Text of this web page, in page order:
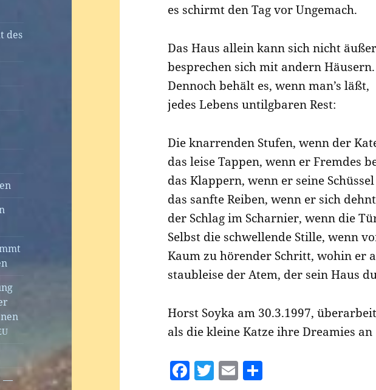
des
—
es schirmt den Tag vor Ungemach.
Das Haus allein kann sich nicht
bespre­chen sich mit andern Häusern.
Den­noch behält es, wenn man’s läßt,
jedes Lebens untilg­ba­ren Rest:
Die knar­ren­den Stu­fen, wenn der
das lei­se Tap­pen, wenn er Frem­des
das Klap­pern, wenn er sei­ne
das sanf­te Rei­ben, wenn er sich
der Schlag im Schar­nier, wenn die
Selbst die schwel­len­de Stil­le, wenn
Kaum zu hören­der Schritt, wohin er
staub­lei­se der Atem, der sein Haus
Horst Soy­ka am 30.3.1997,
als die klei­ne Kat­ze ihre Dre­a­mies
F T E